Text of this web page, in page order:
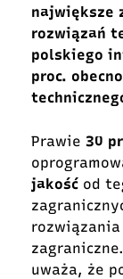
największe
rozwiązań
polskiego
proc.
Prawie 30
jakość od
rozwiązania
uważa, że